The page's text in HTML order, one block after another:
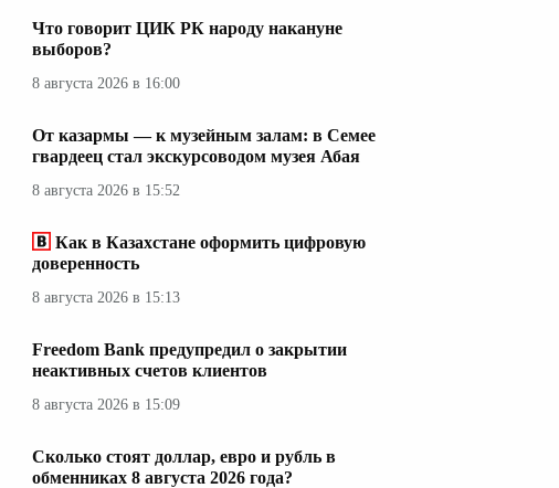
Что говорит ЦИК РК народу накануне
выборов?
8 августа 2026 в 16:00
От казармы — к музейным залам: в Семее
гвардеец стал экскурсоводом музея Абая
8 августа 2026 в 15:52
Как в Казахстане оформить цифровую
доверенность
8 августа 2026 в 15:13
Freedom Bank предупредил о закрытии
неактивных счетов клиентов
8 августа 2026 в 15:09
Сколько стоят доллар, евро и рубль в
обменниках 8 августа 2026 года?